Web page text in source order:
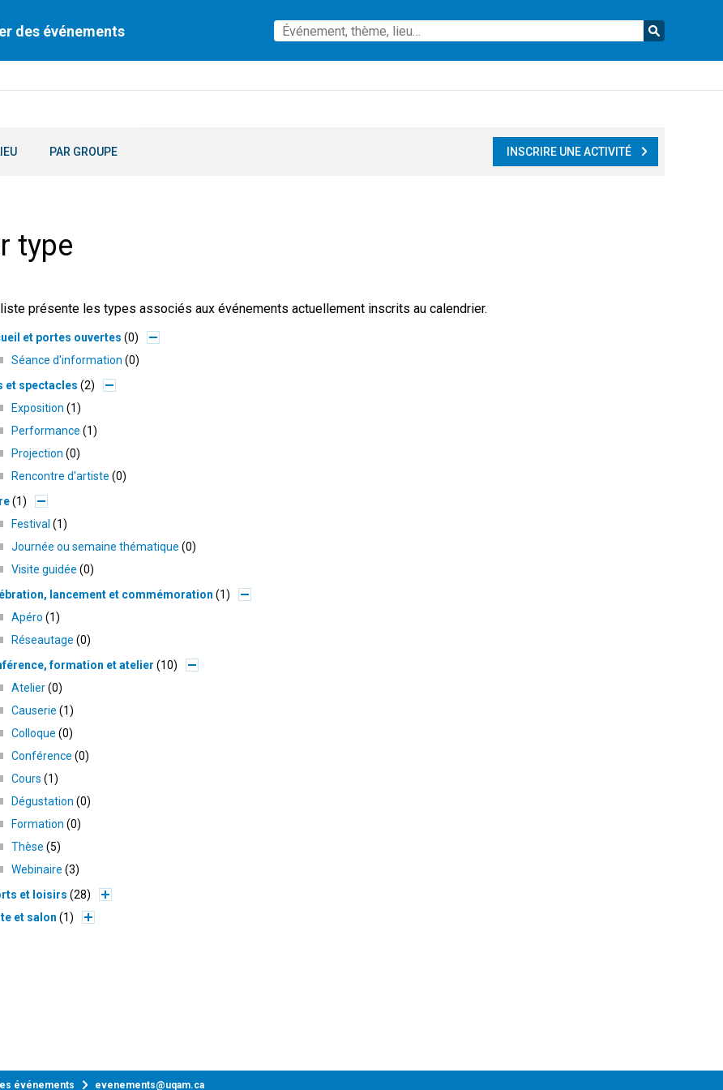
des événements
PAR GROUPE INSCRIRE UNE ACTIVITÉ
type
présente les types associés aux événements actuellement inscrits au calendrier.
et portes ouvertes 0
Séance d'information 0
et spectacles 2
Exposition
1
Performance
1
Projection 0
Rencontre d'artiste 0
1
Festival
1
Journée ou semaine thématique 0
Visite guidée 0
lancement et commémoration
1
Apéro
1
Réseautage 0
formation et atelier
10
Atelier 0
Causerie
1
Colloque 0
Conférence 0
Cours
1
Dégustation 0
Formation 0
Thèse 5
Webinaire 3
et loisirs 28
et salon
1
événements evenements@uqam.ca